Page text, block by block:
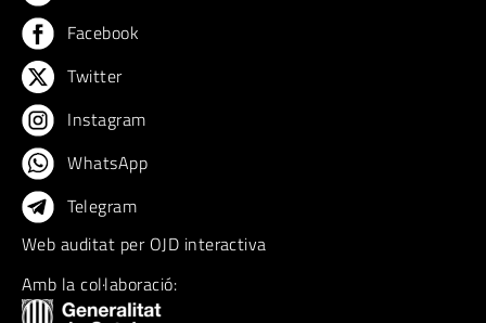
Facebook
Twitter
Instagram
WhatsApp
Telegram
Web auditat per OJD interactiva
Amb la col·laboració: